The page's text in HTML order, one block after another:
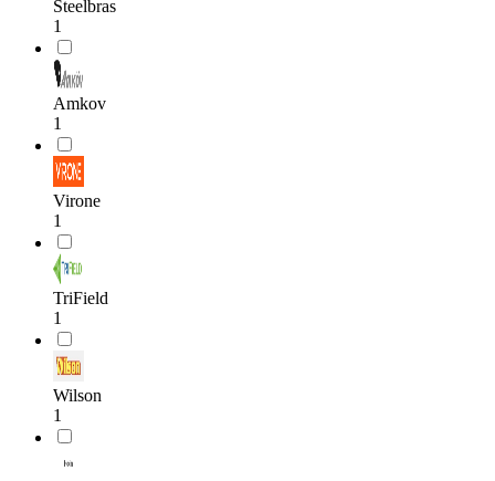
Steelbras
1
Amkov
1
Virone
1
TriField
1
Wilson
1